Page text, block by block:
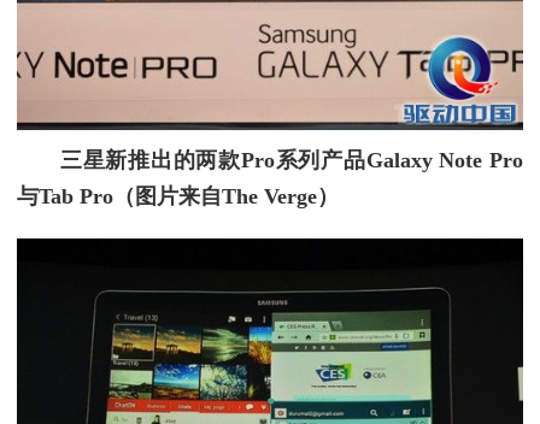
三星新推出的两款Pro系列产品Galaxy Note Pro
与Tab Pro （图片来自The Verge）